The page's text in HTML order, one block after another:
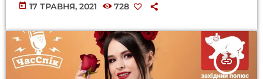
today 17 ТРАВНЯ, 2021 728
insert_link